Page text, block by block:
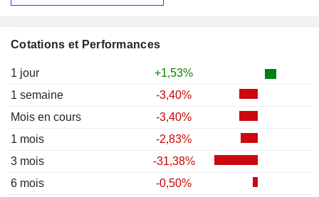
Cotations et Performances
1 jour
+1,53%
1 semaine
-3,40%
Mois en cours
-3,40%
1 mois
-2,83%
3 mois
-31,38%
6 mois
-0,50%